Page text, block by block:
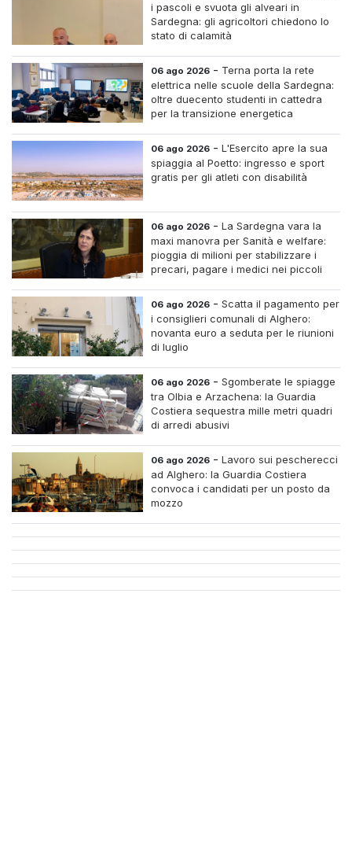
i pascoli e svuota gli alveari in
Sardegna: gli agricoltori chiedono lo
stato di calamità
06 ago 2026 - Terna porta la rete
elettrica nelle scuole della Sardegna:
oltre duecento studenti in cattedra
per la transizione energetica
06 ago 2026 -L'Esercito apre la sua
spiaggia al Poetto: ingresso e sport
gratis per gli atleti con disabilità
06 ago 2026 -La Sardegna vara la
maxi manovra per Sanità e welfare:
pioggia di milioni per stabilizzare i
precari, pagare i medici nei piccoli
case di riposo.
06 ago 2026 -Scatta il pagamento per
i consiglieri comunali di Alghero:
novanta euro a seduta per le riunioni
di luglio
06 ago 2026 -Sgomberate le spiagge
tra Olbia e Arzachena: la Guardia
Costiera sequestra mille metri quadri
di arredi abusivi
06 ago 2026 -Lavoro sui pescherecci
ad Alghero: la Guardia Costiera
convoca i candidati per un posto da
mozzo